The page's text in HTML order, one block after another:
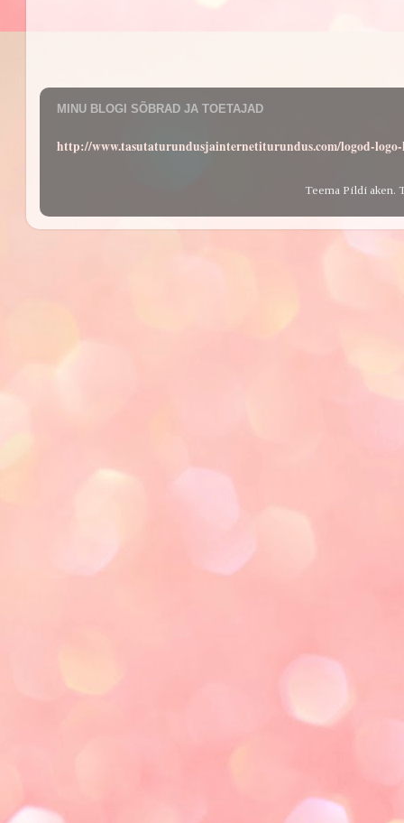
MINU BLOGI SÕBRAD JA TOETAJAD
http://www.tasutaturundusjainternetiturundus.com/logod-
Teema Pildi aken.